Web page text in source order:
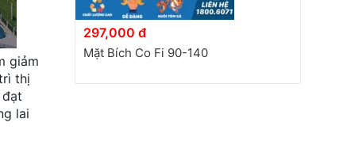
giảm
thị
lai
297,000 đ
Mặt Bích Co Fi 90-140